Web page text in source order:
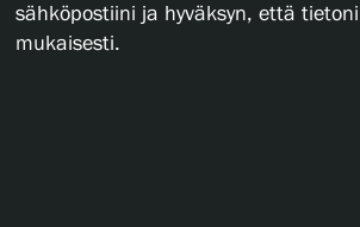
sähköpostiini ja hyväksyn, että
mukaisesti.